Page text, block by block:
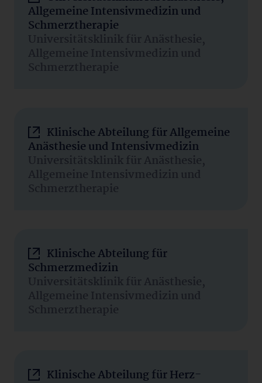
Allgemeine Intensivmedizin und
Schmerztherapie
Universitätsklinik für Anästhesie,
Allgemeine Intensivmedizin und
Schmerztherapie
Klinische Abteilung für Allgemeine
Anästhesie und Intensivmedizin
Universitätsklinik für Anästhesie,
Allgemeine Intensivmedizin und
Schmerztherapie
Klinische Abteilung für
Schmerzmedizin
Universitätsklinik für Anästhesie,
Allgemeine Intensivmedizin und
Schmerztherapie
Klinische Abteilung für Herz-